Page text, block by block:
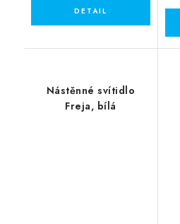
Nástěnné svítidlo
Freja, bílá